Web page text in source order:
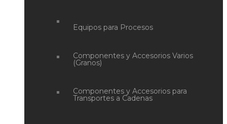
Equipos para Procesos
Componentes y Accesorios Varios
(Granos)
Componentes y Accesorios para
Transportes a Cadenas